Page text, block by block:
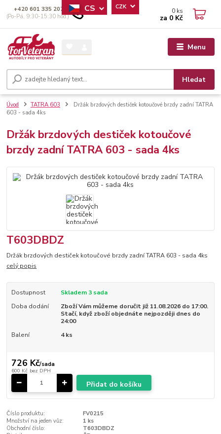
Menu
CS CZK
Hledat
+420 601 335 207
(Po-Pá, 9:30-15:30 hod.)
0 ks
za 0 Kč
Úvod TATRA 603
Držák brzdových destiček kotoučové brzdy zadní TATRA
603 - sada 4ks
Držák brzdových destiček kotoučové
brzdy zadní TATRA 603 - sada 4ks
T603DBDZ
Držák brzdových destiček kotoučové brzdy zadní TATRA 603 - sada 4ks
celý popis
Dostupnost
Skladem 3 sada
Doba dodání
Zboží Vám můžeme doručit již 11.08.2026 do 17:00.
Stačí, když zboží objednáte nejpozději dnes do
24:00
Balení
4 ks
726 Kč/sada
600 Kč bez DPH
Přidat do košíku
Číslo produktu:
FV0215
Množství na jeden vůz:
1 ks
Obchodní číslo:
T603DBDZ